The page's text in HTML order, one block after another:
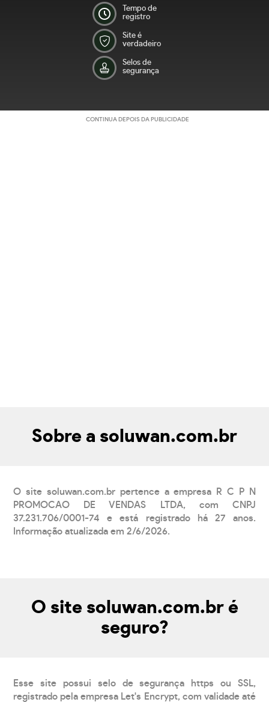
Tempo de
registro
Site é
verdadeiro
Selos de
segurança
CONTINUA DEPOIS DA PUBLICIDADE
Sobre a soluwan.com.br
O site soluwan.com.br pertence a empresa R C P N
PROMOCAO DE VENDAS LTDA, com CNPJ
37.231.706/0001-74 e está registrado há 27 anos.
Informação atualizada em 2/6/2026.
O site soluwan.com.br é
seguro?
Esse site possui selo de segurança https ou SSL,
registrado pela empresa Let's Encrypt, com validade até